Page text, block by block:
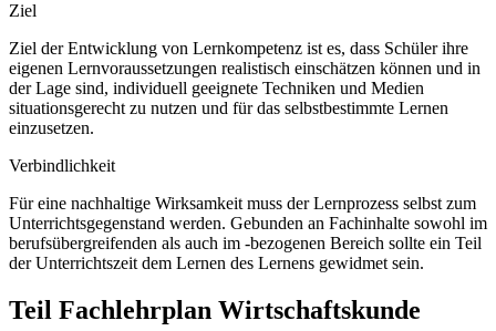
Ziel
Ziel der Entwicklung von Lernkompetenz ist es, dass Schüler ihre
eigenen Lernvoraussetzungen realistisch einschätzen können und in
der Lage sind, individuell geeignete Techniken und Medien
situationsgerecht zu nutzen und für das selbstbestimmte Lernen
einzusetzen.
Verbindlichkeit
Für eine nachhaltige Wirksamkeit muss der Lernprozess selbst zum
Unterrichtsgegenstand werden. Gebunden an Fachinhalte sowohl im
berufsübergreifenden als auch im -bezogenen Bereich sollte ein Teil
der Unterrichtszeit dem Lernen des Lernens gewidmet sein.
Teil Fachlehrplan Wirtschaftskunde